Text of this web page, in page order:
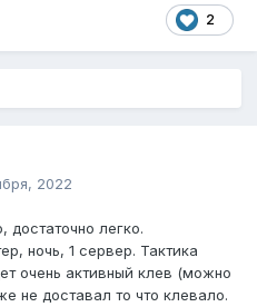
2
2022
легко.
ночь, 1 сервер. Тактика
очень активный клев (можно
не доставал то что клевало.